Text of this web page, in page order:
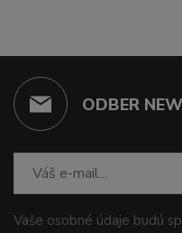
ODBER
Vaše osobné údaje budú